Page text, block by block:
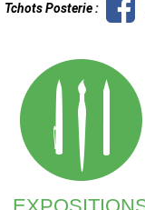
Tchots Posterie :